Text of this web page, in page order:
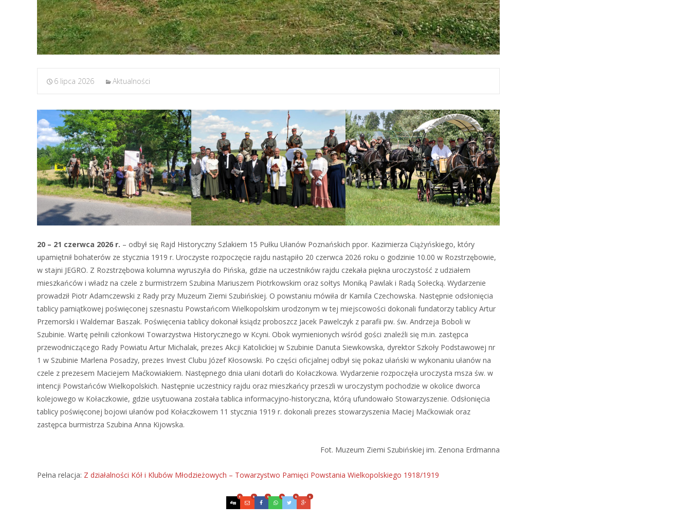
6 lipca 2026 Aktualności
20 – 21 czerwca 2026 r. – odbył się Rajd Historyczny Szlakiem 15 Pułku Ułanów Poznańskich ppor. Kazimierza Ciążyńskiego, który
upamiętnił bohaterów ze stycznia 1919 r. Uroczyste rozpoczęcie rajdu nastąpiło 20 czerwca 2026 roku o godzinie 10.00 w Rozstrzębowie,
w stajni JEGRO. Z Rozstrzębowa kolumna wyruszyła do Pińska, gdzie na uczestników rajdu czekała piękna uroczystość z udziałem
mieszkańców i władz na czele z burmistrzem Szubina Mariuszem Piotrkowskim oraz sołtys Moniką Pawlak i Radą Sołecką. Wydarzenie
prowadził Piotr Adamczewski z Rady przy Muzeum Ziemi Szubińskiej. O powstaniu mówiła dr Kamila Czechowska. Następnie odsłonięcia
tablicy pamiątkowej poświęconej szesnastu Powstańcom Wielkopolskim urodzonym w tej miejscowości dokonali fundatorzy tablicy Artur
Przemorski i Waldemar Baszak. Poświęcenia tablicy dokonał ksiądz proboszcz Jacek Pawelczyk z parafii pw. św. Andrzeja Boboli w
Szubinie. Wartę pełnili członkowi Towarzystwa Historycznego w Kcyni. Obok wymienionych wśród gości znaleźli się m.in. zastępca
przewodniczącego Rady Powiatu Artur Michalak, prezes Akcji Katolickiej w Szubinie Danuta Siewkowska, dyrektor Szkoły Podstawowej nr
1 w Szubinie Marlena Posadzy, prezes Invest Clubu Józef Kłosowski. Po części oficjalnej odbył się pokaz ułański w wykonaniu ułanów na
czele z prezesem Maciejem Maćkowiakiem. Następnego dnia ułani dotarli do Kołaczkowa. Wydarzenie rozpoczęła uroczysta msza św. w
intencji Powstańców Wielkopolskich. Następnie uczestnicy rajdu oraz mieszkańcy przeszli w uroczystym pochodzie w okolice dworca
kolejowego w Kołaczkowie, gdzie usytuowana została tablica informacyjno-historyczna, którą ufundowało Stowarzyszenie. Odsłonięcia
tablicy poświęconej bojowi ułanów pod Kołaczkowem 11 stycznia 1919 r. dokonali prezes stowarzyszenia Maciej Maćkowiak oraz
zastępca burmistrza Szubina Anna Kijowska.
Fot. Muzeum Ziemi Szubińskiej im. Zenona Erdmanna
Pełna relacja: Z działalności Kół i Klubów Młodzieżowych – Towarzystwo Pamięci Powstania Wielkopolskiego 1918/1919
0 0 0 0 0 0